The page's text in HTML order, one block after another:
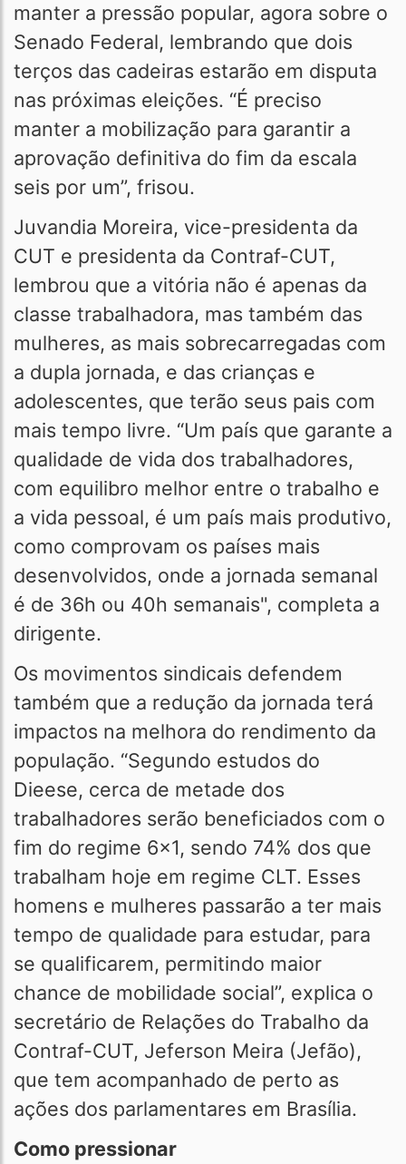
manter a pressão popular, agora sobre o
Senado Federal, lembrando que dois
terços das cadeiras estarão em disputa
nas próximas eleições. “É preciso
manter a mobilização para garantir a
aprovação definitiva do fim da escala
seis por um”, frisou.
Juvandia Moreira, vice-presidenta da
CUT e presidenta da Contraf-CUT,
lembrou que a vitória não é apenas da
classe trabalhadora, mas também das
mulheres, as mais sobrecarregadas com
a dupla jornada, e das crianças e
adolescentes, que terão seus pais com
mais tempo livre. “Um país que garante a
qualidade de vida dos trabalhadores,
com equilibro melhor entre o trabalho e
a vida pessoal, é um país mais produtivo,
como comprovam os países mais
desenvolvidos, onde a jornada semanal
é de 36h ou 40h semanais", completa a
dirigente.
Os movimentos sindicais defendem
também que a redução da jornada terá
impactos na melhora do rendimento da
população. “Segundo estudos do
Dieese, cerca de metade dos
trabalhadores serão beneficiados com o
fim do regime 6x1, sendo 74% dos que
trabalham hoje em regime CLT. Esses
homens e mulheres passarão a ter mais
tempo de qualidade para estudar, para
se qualificarem, permitindo maior
chance de mobilidade social”, explica o
secretário de Relações do Trabalho da
Contraf-CUT, Jeferson Meira (Jefão),
que tem acompanhado de perto as
ações dos parlamentares em Brasília.
Como pressionar